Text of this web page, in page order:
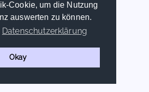
Cookie, um die Nutzung
auswerten zu können.
Datenschutzerklärung
Okay